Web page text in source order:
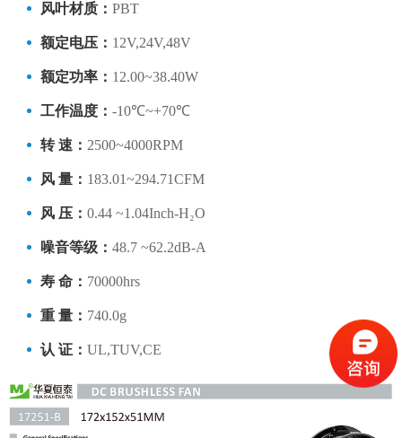
风叶材质：PBT
额定电压： 12V,24V,48V
额定功率： 12.00~38.40W
工作温度：-10℃~+70℃
转 速： 2500~4000RPM
风 量： 183.01~294.71CFM
风 压：0.44 ~1.04Inch-H₂O
噪音等级：48.7 ~62.2dB-A
寿 命： 70000hrs
重 量： 740.0g
认 证：UL,TUV,CE